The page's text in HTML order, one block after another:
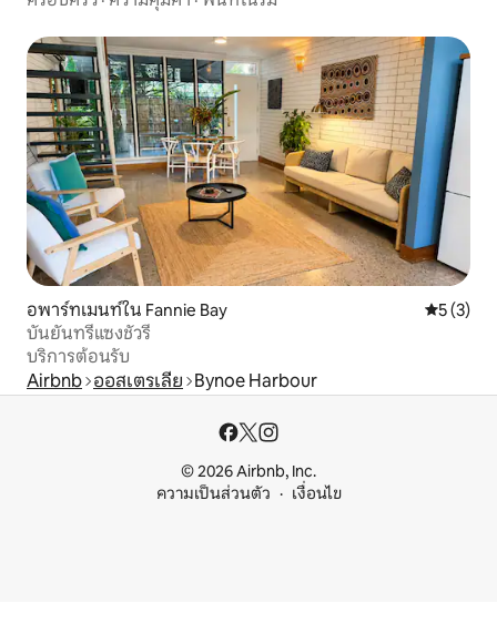
อพาร์ทเมนท์ใน Fannie Bay คะแนนเฉ
5 (3)
บันยันทรีแซงชัวรี
บริการต้อนรับ
Airbnb ออสเตรเลีย Bynoe Harbour
© 2026 Airbnb, Inc.
ความเป็นส่วนตัว
เงื่อนไข